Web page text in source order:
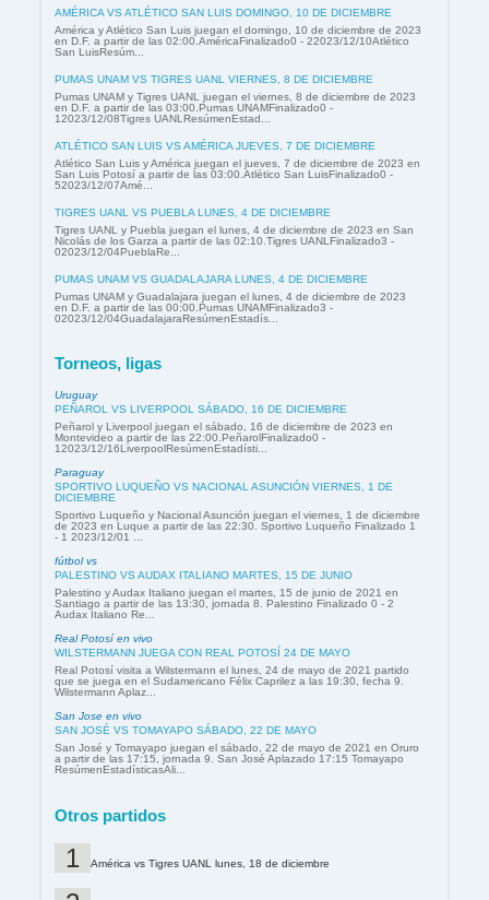
AMÉRICA VS ATLÉTICO SAN LUIS DOMINGO, 10 DE DICIEMBRE
América y Atlético San Luis juegan el domingo, 10 de diciembre de 2023
en D.F. a partir de las 02:00.AméricaFinalizado0 - 22023/12/10Atlético
San LuisResúm...
PUMAS UNAM VS TIGRES UANL VIERNES, 8 DE DICIEMBRE
Pumas UNAM y Tigres UANL juegan el viernes, 8 de diciembre de 2023
en D.F. a partir de las 03:00.Pumas UNAMFinalizado0 -
12023/12/08Tigres UANLResúmenEstad...
ATLÉTICO SAN LUIS VS AMÉRICA JUEVES, 7 DE DICIEMBRE
Atlético San Luis y América juegan el jueves, 7 de diciembre de 2023 en
San Luis Potosí a partir de las 03:00.Atlético San LuisFinalizado0 -
52023/12/07Amé...
TIGRES UANL VS PUEBLA LUNES, 4 DE DICIEMBRE
Tigres UANL y Puebla juegan el lunes, 4 de diciembre de 2023 en San
Nicolás de los Garza a partir de las 02:10.Tigres UANLFinalizado3 -
02023/12/04PueblaRe...
PUMAS UNAM VS GUADALAJARA LUNES, 4 DE DICIEMBRE
Pumas UNAM y Guadalajara juegan el lunes, 4 de diciembre de 2023
en D.F. a partir de las 00:00.Pumas UNAMFinalizado3 -
02023/12/04GuadalajaraResúmenEstadís...
Torneos, ligas
Uruguay
PEÑAROL VS LIVERPOOL SÁBADO, 16 DE DICIEMBRE
Peñarol y Liverpool juegan el sábado, 16 de diciembre de 2023 en
Montevideo a partir de las 22:00.PeñarolFinalizado0 -
12023/12/16LiverpoolResúmenEstadísti...
Paraguay
SPORTIVO LUQUEÑO VS NACIONAL ASUNCIÓN VIERNES, 1 DE
DICIEMBRE
Sportivo Luqueño y Nacional Asunción juegan el viernes, 1 de diciembre
de 2023 en Luque a partir de las 22:30. Sportivo Luqueño Finalizado 1
- 1 2023/12/01 ...
fútbol vs
PALESTINO VS AUDAX ITALIANO MARTES, 15 DE JUNIO
Palestino y Audax Italiano juegan el martes, 15 de junio de 2021 en
Santiago a partir de las 13:30, jornada 8. Palestino Finalizado 0 - 2
Audax Italiano Re...
Real Potosí en vivo
WILSTERMANN JUEGA CON REAL POTOSÍ 24 DE MAYO
Real Potosí visita a Wilstermann el lunes, 24 de mayo de 2021 partido
que se juega en el Sudamericano Félix Caprilez a las 19:30, fecha 9.
Wilstermann Aplaz...
San Jose en vivo
SAN JOSÉ VS TOMAYAPO SÁBADO, 22 DE MAYO
San José y Tomayapo juegan el sábado, 22 de mayo de 2021 en Oruro
a partir de las 17:15, jornada 9. San José Aplazado 17:15 Tomayapo
ResúmenEstadísticasAli...
Otros partidos
América vs Tigres UANL lunes, 18 de diciembre